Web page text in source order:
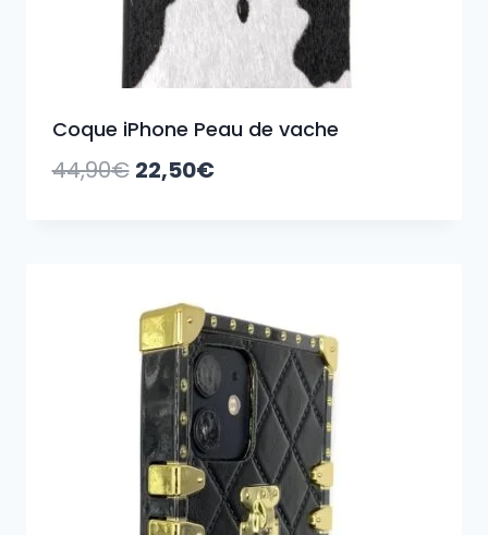
Coque iPhone Peau de vache
44,90€ Le
44,90€.
22,50€Le
22,50€.